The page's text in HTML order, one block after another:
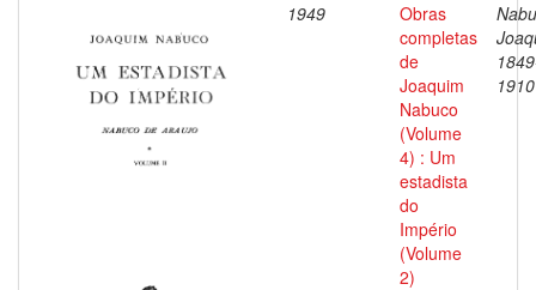
1949
Obras
completas
de
Joaquim
Nabuco
(Volume
4) : Um
estadista
do
Império
(Volume
2)
1910